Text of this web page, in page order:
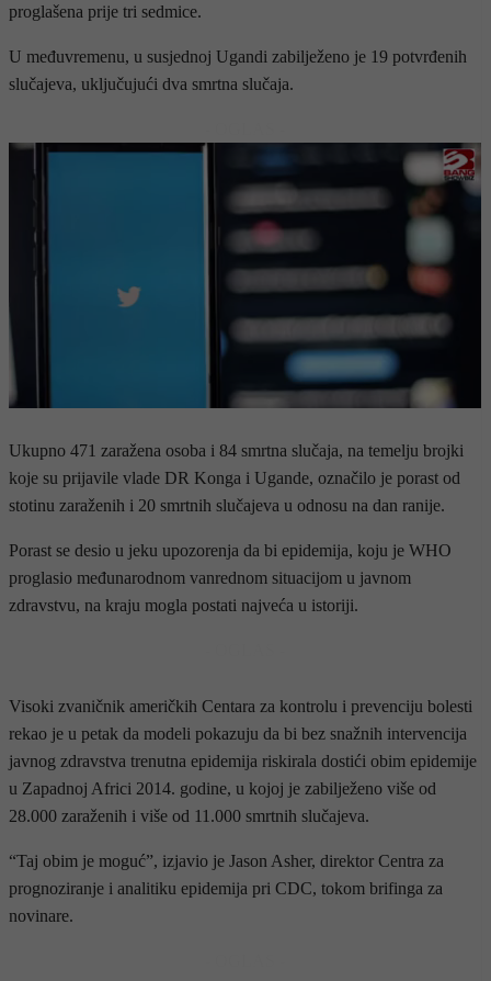
proglašena prije tri sedmice.
U međuvremenu, u susjednoj Ugandi zabilježeno je 19 potvrđenih
slučajeva, uključujući dva smrtna slučaja.
Ukupno 471 zaražena osoba i 84 smrtna slučaja, na temelju brojki
koje su prijavile vlade DR Konga i Ugande, označilo je porast od
stotinu zaraženih i 20 smrtnih slučajeva u odnosu na dan ranije.
Porast se desio u jeku upozorenja da bi epidemija, koju je WHO
proglasio međunarodnom vanrednom situacijom u javnom
zdravstvu, na kraju mogla postati najveća u istoriji.
Visoki zvaničnik američkih Centara za kontrolu i prevenciju bolesti
rekao je u petak da modeli pokazuju da bi bez snažnih intervencija
javnog zdravstva trenutna epidemija riskirala dostići obim epidemije
u Zapadnoj Africi 2014. godine, u kojoj je zabilježeno više od
28.000 zaraženih i više od 11.000 smrtnih slučajeva.
“Taj obim je moguć”, izjavio je Jason Asher, direktor Centra za
prognoziranje i analitiku epidemija pri CDC, tokom brifinga za
novinare.